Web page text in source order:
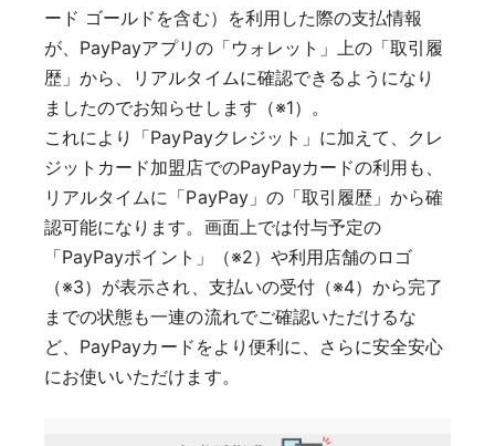
ード ゴールドを含む）を利用した際の支払情報
が、PayPayアプリの「ウォレット」上の「取引履
歴」から、リアルタイムに確認できるようになり
ましたのでお知らせします（※1）。
これにより「PayPayクレジット」に加えて、クレ
ジットカード加盟店でのPayPayカードの利用も、
リアルタイムに「PayPay」の「取引履歴」から確
認可能になります。画面上では付与予定の
「PayPayポイント」（※2）や利用店舗のロゴ
（※3）が表示され、支払いの受付（※4）から完了
までの状態も一連の流れでご確認いただけるな
ど、PayPayカードをより便利に、さらに安全安心
にお使いいただけます。